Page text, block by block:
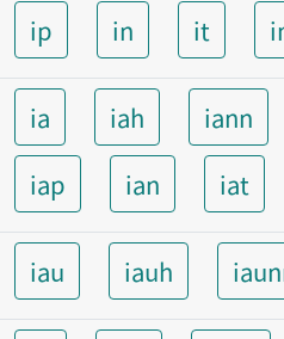
ip
in it
ia iah iann
iap
ian iat
iau iauh